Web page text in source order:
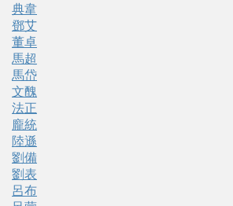
典韋
鄧艾
董卓
馬超
馬岱
文醜
法正
龐統
陸遜
劉備
劉表
呂布